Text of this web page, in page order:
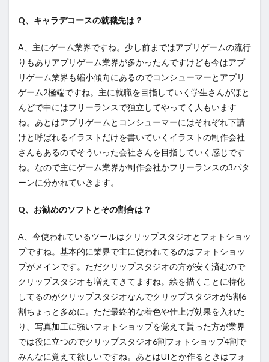
Q、キャラデコースの就職先は？
A、主にゲーム業界ですね。少し前まではアプリゲームの流行
りもありアプリゲーム業界が多かったんですけども今はアプ
リゲーム業界も縮小傾向にあるのでコンシューマーとアプリ
ゲーム2極端ですね。主に就職を目指していく学生さんがほと
んどで中にはフリーランスで独立してやってく人もいます
ね。あとはアプリゲームとコンシューマーにはそれぞれ下請
けと呼ばれるイラストだけを書いていくイラストの制作会社
さんもあるのでそういった会社さんを目指していく感じです
ね。なので主にゲーム業界か制作会社かフリーランスの3パタ
ーンに分かれていきます。
Q、お勧めのソフトとその割合は？
A、今使われているツールはクリップスタジオとフォトショッ
プですね。基本的に業界で主に使われてるのはフォトショッ
プがメインです。ただクリップスタジオの方が安く済むので
クリップスタジオも増えてきてますね。絵を描くことに特化
してるのがクリップスタジオなんでクリップスタジオが5割6
割ちょっと多めに。ただ最終的な着色や仕上げ効果を入れた
り、写真加工に強いフォトショップを覚えて貰った方が業界
では役に立つのでクリップスタジオ6割フォトショップ4割で
みんなに覚えて欲しいですね。あとはUIとか作るときはフォ